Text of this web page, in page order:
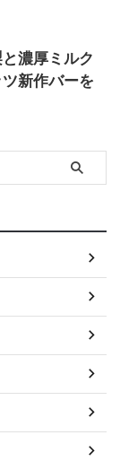
濃厚ミルク
新作バーを